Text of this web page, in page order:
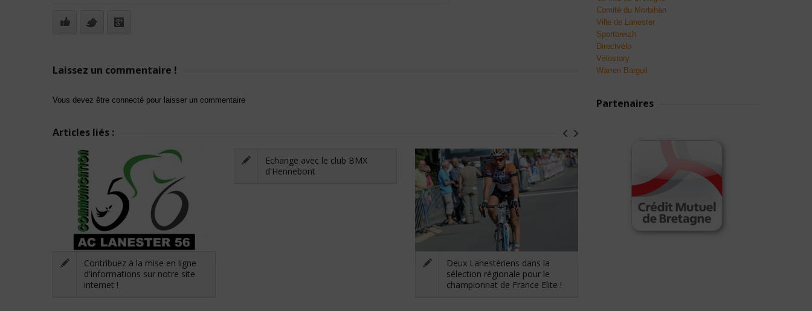
Laissez un commentaire !
Vous devez être connecté pour laisser un commentaire
Articles liés :
Contribuez à la mise en ligne
d'informations sur notre site
internet !
Echange avec le club BMX
d'Hennebont
Deux Lanestériens dans la
sélection régionale pour le
championnat de France Elite !
Comité du Morbihan
Ville de Lanester
Sportbreizh
Directvélo
Vélostory
Warren Barguil
Partenaires